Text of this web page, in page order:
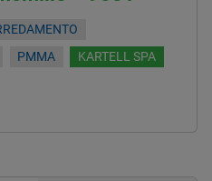
PMMA KARTELL SPA